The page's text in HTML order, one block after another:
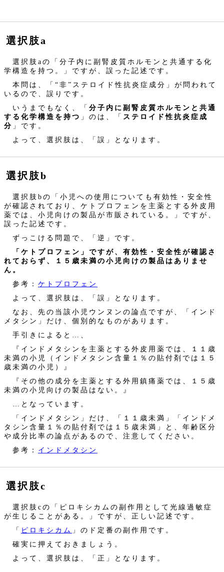
選択肢a
選択肢aの「分子内に副腎皮質ホルモンと共通する化
学構造を持つ。」ですが、誤った記述です。
本問は、「“非”ステロイド性抗炎症成分」が問われて
いるので、誤りです。
いうまでもなく、「 分子内に副腎皮質ホルモンと共通
する化学構造を持つ 」のは、「 ステロイド性抗炎症成
分 」です。
よって、選択肢は、「誤」となります。
選択肢b
選択肢bの「小児への使用についても有効性・安全性
が確認されており、ケトプロフェンを主薬とする外皮用
薬では、小児向けの製品が市販されている。」ですが、
誤った記述です。
ずっこける問題で、「逆」です。
「ケトプロフェン」ですが、有効性・安全性が確認さ
れておらず、１５歳未満の小児向けの製品はありませ
ん。
参考： ケトプロフェン
よって、選択肢は、「誤」となります。
なお、先の当該小児ウンヌンの論点ですが、「インド
メタシン」だけ、個別的なものがあります。
手引きによると…、
『インドメタシンを主薬とする外皮用薬では、１１歳
未満の小児（インドメタシン含量１％の貼付剤では１５
歳未満の小児）』
『その他の成分を主薬とする外用鎮痛薬では、１５歳
未満の小児向けの製品はない。』
…となっています。
「インドメタシン」だけ、「１１歳未満」「インドメ
タシン含量１％の貼付剤では１５歳未満」と、年齢区分
や成分比率の論点があるので、注意してください。
参考： インドメタシン
選択肢c
選択肢cの「ピロキシカムの副作用として光線過敏症
が生じることがある。」ですが、正しい記述です。
「 ピロキシカム 」のド定番の副作用です。
確実に押えておきましょう。
よって、選択肢は、「正」となります。